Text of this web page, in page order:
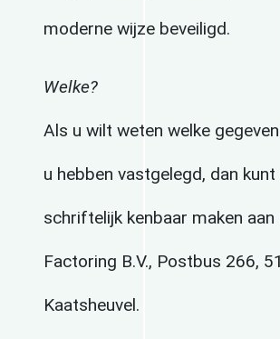
moderne wijze beveiligd.
Welke?
Als u wilt weten welke
u hebben vastgelegd, dan
schriftelijk kenbaar maken
Factoring B.V., Postbus 266,
Kaatsheuvel.